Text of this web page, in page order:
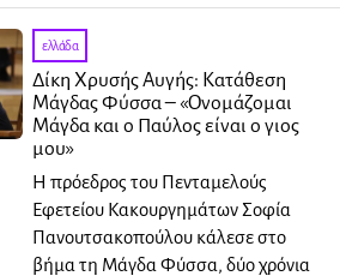
ελλάδα
Δίκη Χρυσής Αυγής: Κατάθεση
Μάγδας Φύσσα – «Ονομάζομαι
Μάγδα και ο Παύλος είναι ο γιος
μου»
Η πρόεδρος του Πενταμελούς
Εφετείου Κακουργημάτων Σοφία
Πανουτσακοπούλου κάλεσε στο
βήμα τη Μάγδα Φύσσα, δύο χρόνια